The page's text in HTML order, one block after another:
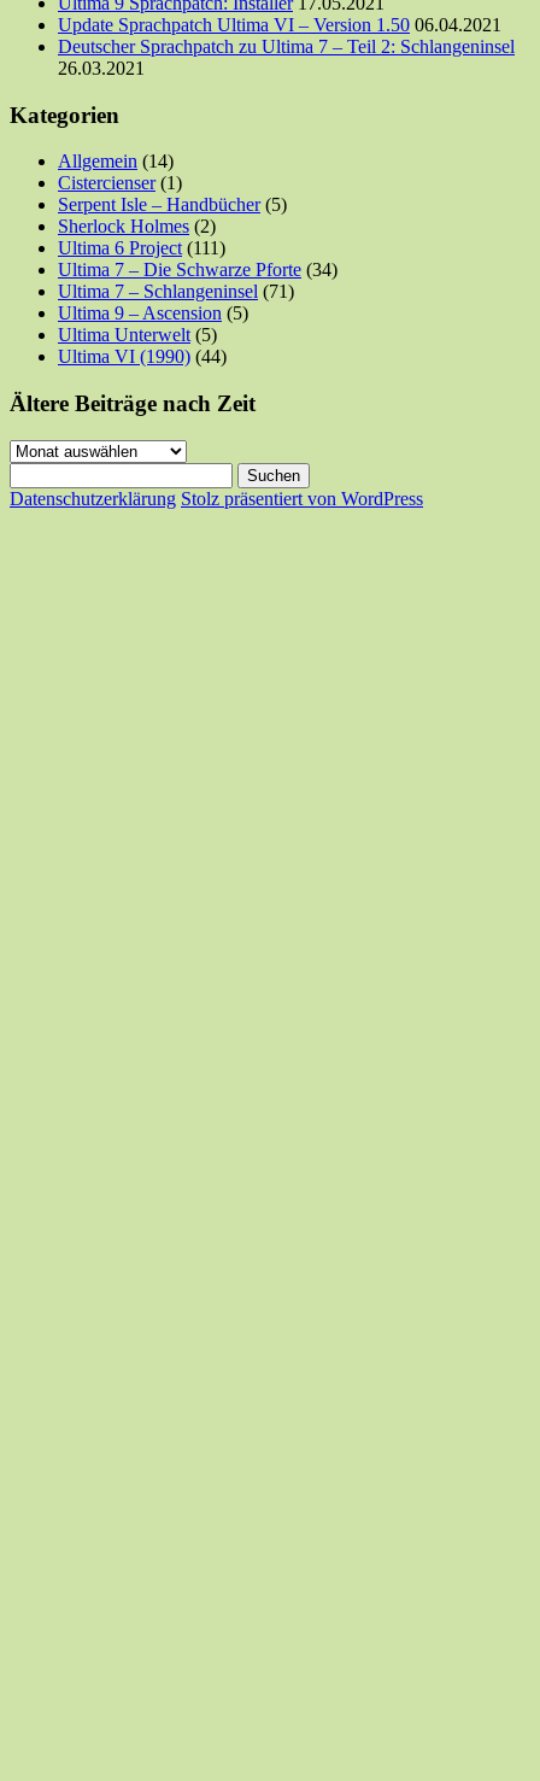
Update Sprachpatch Ultima VI – Version 1.50 06.04.2021
Deutscher Sprachpatch zu Ultima 7 – Teil 2: Schlangeninsel
26.03.2021
Kategorien
Allgemein (14)
Cistercienser(1)
Serpent Isle – Handbücher(5)
Sherlock Holmes (2)
Ultima 6 Project(111)
Ultima 7 – Die Schwarze Pforte (34)
Ultima 7 – Schlangeninsel (71)
Ultima 9 – Ascension (5)
Ultima Unterwelt(5)
Ultima VI (1990) (44)
Ältere Beiträge nach Zeit
Ältere
Beiträge
nach
Zeit
nach:
Datenschutzerklärung Stolz präsentiert von WordPress